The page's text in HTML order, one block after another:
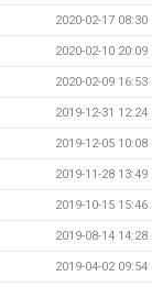
2020-02-17 08:30
2020-02-10 20:09
2020-02-09 16:53
2019-12-31 12:24
2019-12-05 10:08
2019-11-28 13:49
2019-10-15 15:46
2019-08-14 14:28
2019-04-02 09:54